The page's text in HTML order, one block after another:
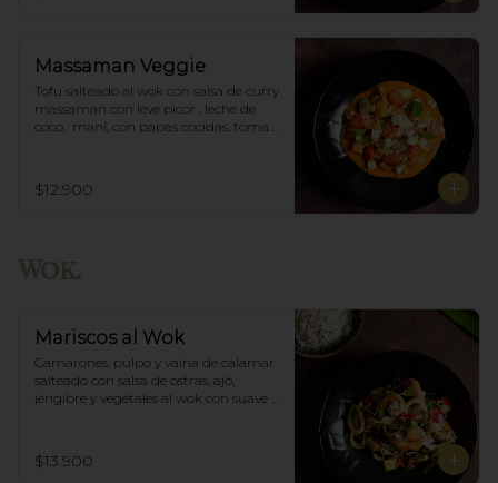
Massaman Veggie
Tofu salteado al wok con salsa de curry
massaman con leve picor , leche de
coco,  maní, con papas cocidas, tomate
$12.900
Mariscos al Wok
Camarones, pulpo y vaina de calamar
salteado con salsa de ostras, ajó,
jengibre y vegetales al wok con suave
$13.900